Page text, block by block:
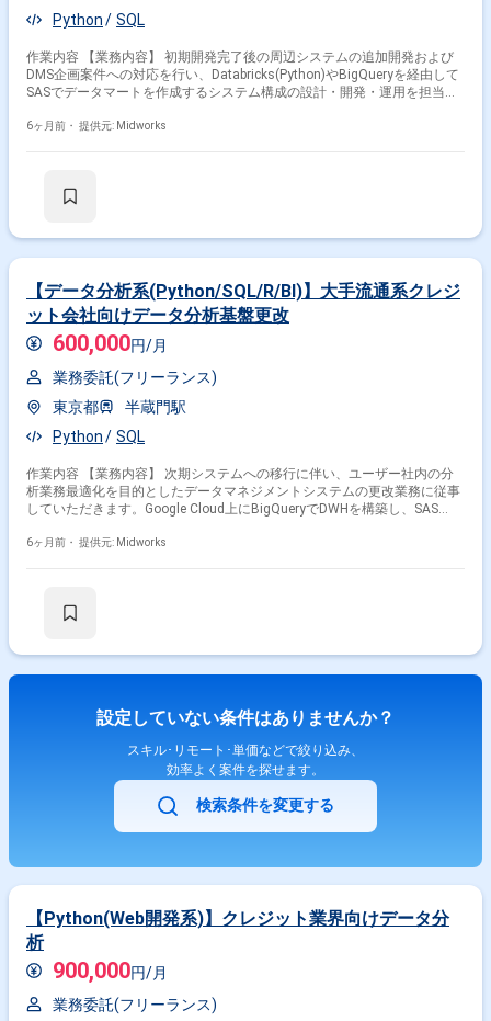
Python
SQL
作業内容 【業務内容】 初期開発完了後の周辺システムの追加開発および
DMS企画案件への対応を行い、Databricks(Python)やBigQueryを経由して
SASでデータマートを作成するシステム構成の設計・開発・運用を担当し
Databricks(Python)を用いたデータ処理 ・BigQuery経由でのデータ連携 ・
6ヶ月前・ 提供元: Midworks
【データ分析系(Python/SQL/R/BI)】大手流通系クレジ
ット会社向けデータ分析基盤更改
600,000円/月
業務委託(フリーランス)
東京都
半蔵門駅
Python
SQL
作業内容 【業務内容】 次期システムへの移行に伴い、ユーザー社内の分
析業務最適化を目的としたデータマネジメントシステムの更改業務に従事
していただきます。Google Cloud上にBigQueryでDWHを構築し、SAS
す。 【作業内容】 ・BigQueryを用いたデータウェアハウスの構築 ・SAS
6ヶ月前・ 提供元: Midworks
設定していない条件はありませんか？
スキル･リモート･単価などで絞り込み、
効率よく案件を探せます。
検索条件を変更する
【Python(Web開発系)】クレジット業界向けデータ分
析
900,000円/月
業務委託(フリーランス)